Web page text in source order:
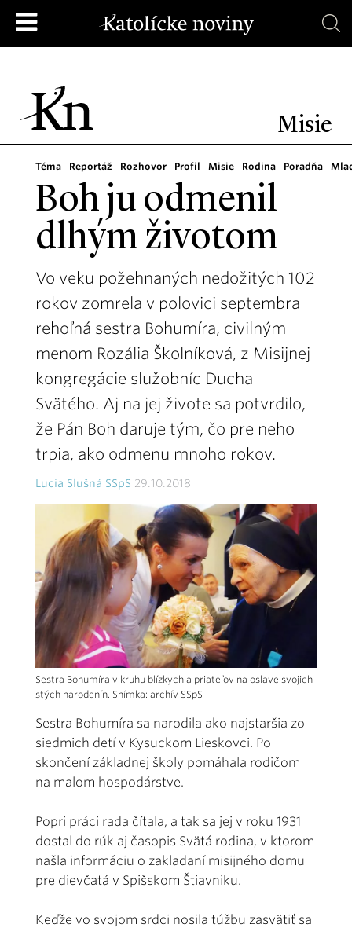
Misie
Téma Reportáž Rozhovor Profil Misie Rodina Poradňa
Boh ju odmenil
dlhým životom
Vo veku požehnaných nedožitých 102
rokov zomrela v polovici septembra
rehoľná sestra Bohumíra, civilným
menom Rozália Školníková, z Misijnej
kongregácie služobníc Ducha
Svätého. Aj na jej živote sa potvrdilo,
že Pán Boh daruje tým, čo pre neho
trpia, ako odmenu mnoho rokov.
Lucia Slušná SSpS 29.10.2018
Sestra Bohumíra v kruhu blízkych a priateľov na oslave svojich
stých narodenín. Snímka: archív SSpS
Sestra Bohumíra sa narodila ako najstaršia zo
siedmich detí v Kysuckom Lieskovci. Po
skončení základnej školy pomáhala rodičom
na malom hospodárstve.
Popri práci rada čítala, a tak sa jej v roku 1931
dostal do rúk aj časopis Svätá rodina, v ktorom
našla informáciu o zakladaní misijného domu
pre dievčatá v Spišskom Štiavniku.
Keďže vo svojom srdci nosila túžbu zasvätiť sa